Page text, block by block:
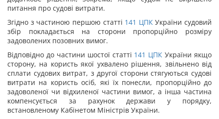
питання про судові витрати.
Згідно з частиною першою статті 141 ЦПКУкраїни судовий
збір покладається на сторони пропорційно розміру
задоволених позовних вимог.
Відповідно до частини шостої статті 141 ЦПК України якщо
сторону, на користь якої ухвалено рішення, звільнено від
сплати судових витрат, з другої сторони стягуються судові
витрати на користь осіб, які їх понесли, пропорційно до
задоволеної чи відхиленої частини вимог, а інша частина
компенсується за рахунок держави у порядку,
встановленому Кабінетом Міністрів України.